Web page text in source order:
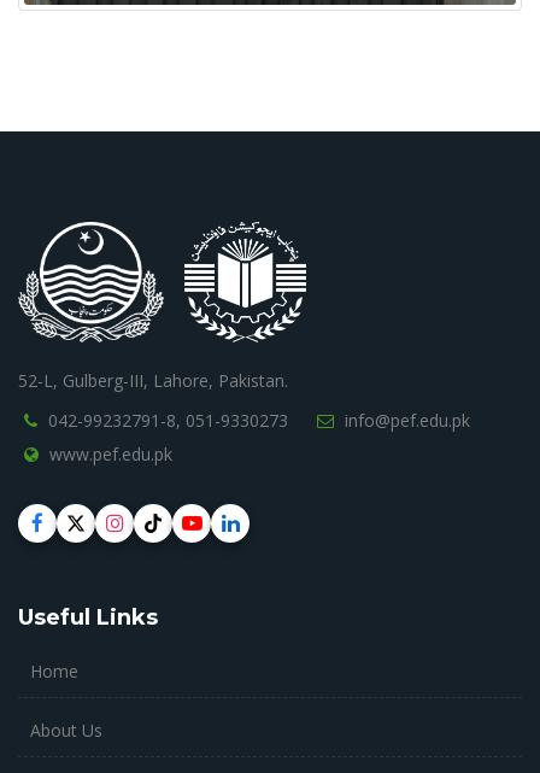
52-L, Gulberg-III, Lahore, Pakistan.
042-99232791-8, 051-9330273
info@pef.edu.pk
www.pef.edu.pk
Useful Links
Home
About Us